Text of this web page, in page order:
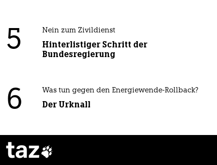
5 Nein zum Zivildienst
Hinterlistiger Schritt der
Bundesregierung
6 Was tun gegen den Energiewende-Rollback?
Der Urknall
taz